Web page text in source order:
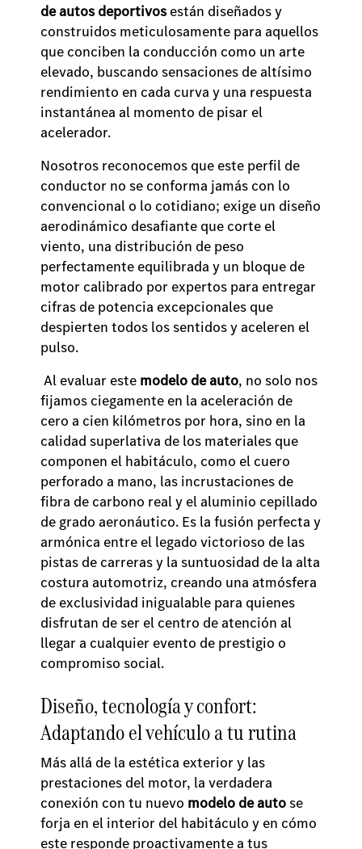
de autos deportivosestán diseñados y
construidos meticulosamente para aquellos
que conciben la conducción como un arte
elevado, buscando sensaciones de altísimo
rendimiento en cada curva y una respuesta
instantánea al momento de pisar el
acelerador.
Nosotros reconocemos que este perfil de
conductor no se conforma jamás con lo
convencional o lo cotidiano; exige un diseño
aerodinámico desafiante que corte el
viento, una distribución de peso
perfectamente equilibrada y un bloque de
motor calibrado por expertos para entregar
cifras de potencia excepcionales que
despierten todos los sentidos y aceleren el
pulso.
Al evaluar este modelo de auto, no solo nos
fijamos ciegamente en la aceleración de
cero a cien kilómetros por hora, sino en la
calidad superlativa de los materiales que
componen el habitáculo, como el cuero
perforado a mano, las incrustaciones de
fibra de carbono real y el aluminio cepillado
de grado aeronáutico. Es la fusión perfecta y
armónica entre el legado victorioso de las
pistas de carreras y la suntuosidad de la alta
costura automotriz, creando una atmósfera
de exclusividad inigualable para quienes
disfrutan de ser el centro de atención al
llegar a cualquier evento de prestigio o
compromiso social.
Diseño, tecnología y confort:
Adaptando el vehículo a tu rutina
Más allá de la estética exterior y las
prestaciones del motor, la verdadera
conexión con tu nuevo modelo de auto se
forja en el interior del habitáculo y en cómo
este responde proactivamente a tus